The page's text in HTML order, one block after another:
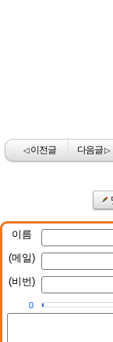
◁이전글 다음글▷
이름
(메일)
(비번)
0